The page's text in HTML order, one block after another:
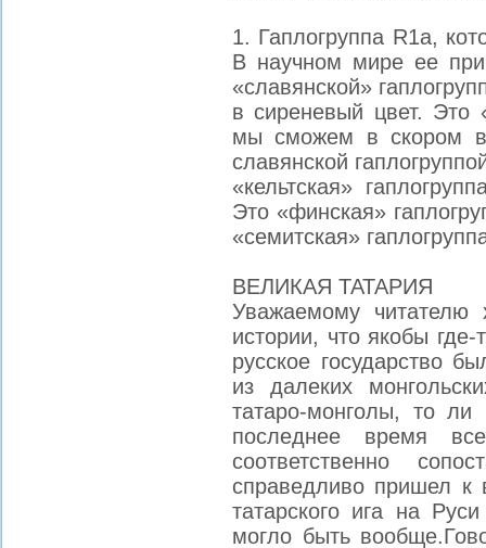
1. Гаплогруппа R1а,
В научном мире ее
«славянской»
в сиреневый цвет. Это
мы сможем в скором
славянской
«кельтская»
Это «финская»
«семитская»
ВЕЛИКАЯ ТАТАРИЯ
Уважаемому читателю
истории, что якобы
русское государство
из далеких
татаро-монголы, то
последнее время
соответственно
справедливо пришел к
татарского ига на
могло быть